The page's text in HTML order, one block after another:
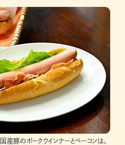
産豚のポークウインナーとベーコンは、